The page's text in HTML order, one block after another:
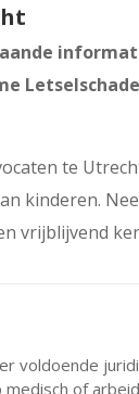
te
kinderen.
vrijblijvend
voldoende
of